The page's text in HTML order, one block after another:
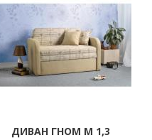
ДИВАН ГНОМ М 1,3